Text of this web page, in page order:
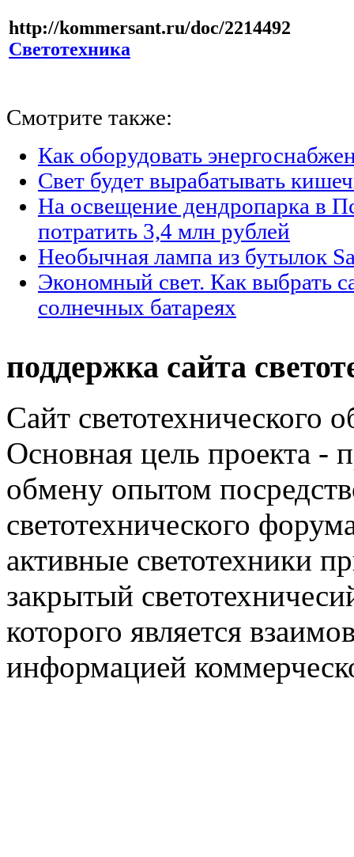
http://kommersant.ru/doc/2214492
Светотехника
Смотрите также:
Как оборудовать
Свет будет вырабатывать
На освещение дендропарка в
потратить 3,4 млн рублей
Необычная лампа из бутылок
Экономный свет. Как выбрать
солнечных батареях
поддержка сайта
Сайт светотехнического
Основная цель проекта -
обмену опытом
светотехнического
активные светотехники
закрытый
которого является
информацией